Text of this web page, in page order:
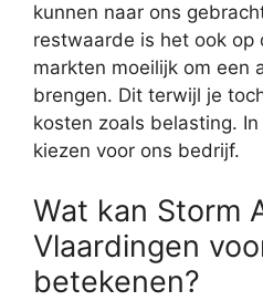
kunnen naar ons
restwaarde is het ook op
markten moeilijk om een
brengen. Dit terwijl je
kosten zoals belasting.
kiezen voor ons bedrijf.
Wat kan Storm
Vlaardingen
betekenen?